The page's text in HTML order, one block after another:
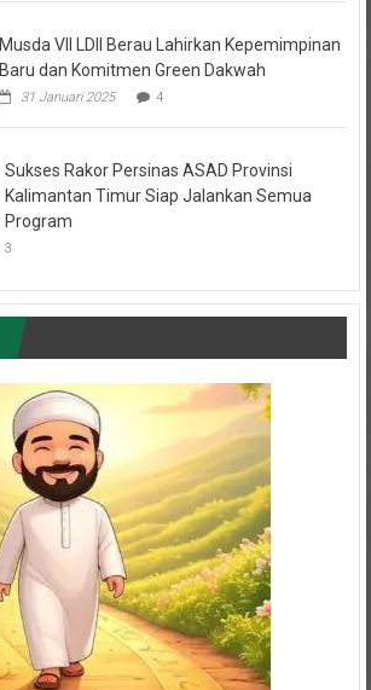
Musda VII LDII Berau Lahirkan Kepemimpinan
Baru dan Komitmen Green Dakwah
31 Januari 2025 4
Sukses Rakor Persinas ASAD Provinsi
Kalimantan Timur Siap Jalankan Semua
Program
3